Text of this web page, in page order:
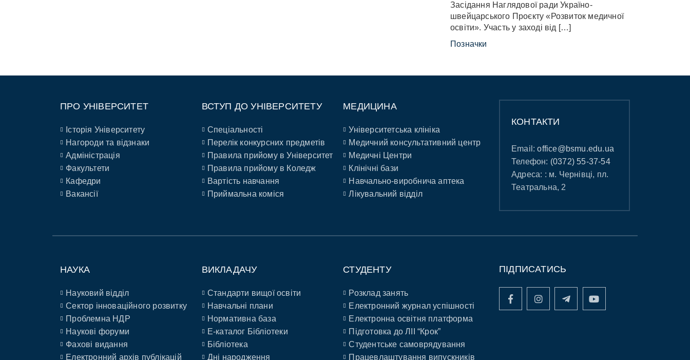
Засідання Наглядової ради Україно-
швейцарського Проєкту «Розвиток медичної
освіти». Участь у заході від […]
Позначки
ПРО УНІВЕРСИТЕТ
Історія Університету
Нагороди та відзнаки
Адміністрація
Факультети
Кафедри
Вакансії
ВСТУП ДО УНІВЕРСИТЕТУ
Спеціальності
Перелік конкурсних предметів
Правила прийому в Університет
Правила прийому в Коледж
Вартість навчання
Приймальна коміся
МЕДИЦИНА
Університетська клініка
Медичний консультативний центр
Медичні Центри
Клінічні бази
Навчально-виробнича аптека
Лікувальний відділ
КОНТАКТИ
Email:office@bsmu.edu.ua
Телефон: (0372) 55-37-54
Адреса: : м. Чернівці, пл.
Театральна, 2
НАУКА
Науковий відділ
Сектор інноваційного розвитку
Проблемна НДР
Наукові форуми
Фахові видання
Електронний архів публікацій
ВИКЛАДАЧУ
Стандарти вищої освіти
Навчальні плани
Нормативна база
E-каталог Бібліотеки
Бібліотека
Дні народження
СТУДЕНТУ
Розклад занять
Електронний журнал успішності
Електронна освітня платформа
Підготовка до ЛІІ “Крок”
Студентське самоврядування
Працевлаштування випускників
ПІДПИСАТИСЬ